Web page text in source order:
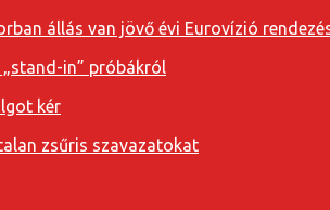
állás van jövő évi Eurovízió
in” próbákról
kér
zsűris szavazatokat